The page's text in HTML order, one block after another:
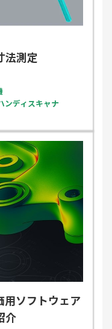
法測定
ンディスキャナ
ソフトウェア
介